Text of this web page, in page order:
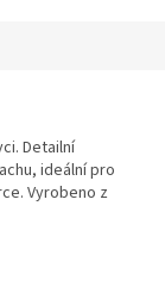
Detailní
ideální pro
Vyrobeno z